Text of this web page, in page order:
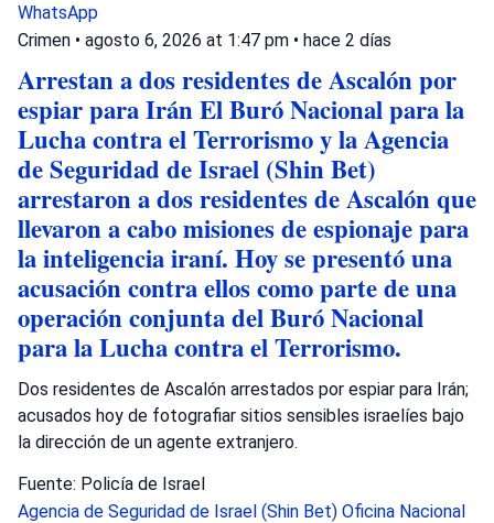
WhatsApp
Crimen • agosto 6, 2026 at 1:47 pm • hace 2 días
Arrestan a dos residentes de Ascalón por
espiar para Irán El Buró Nacional para la
Lucha contra el Terrorismo y la Agencia
de Seguridad de Israel (Shin Bet)
arrestaron a dos residentes de Ascalón que
llevaron a cabo misiones de espionaje para
la inteligencia iraní. Hoy se presentó una
acusación contra ellos como parte de una
operación conjunta del Buró Nacional
para la Lucha contra el Terrorismo.
Dos residentes de Ascalón arrestados por espiar para Irán;
acusados hoy de fotografiar sitios sensibles israelíes bajo
la dirección de un agente extranjero.
Fuente: Policía de Israel
Agencia de Seguridad de Israel (Shin Bet) Oficina Nacional